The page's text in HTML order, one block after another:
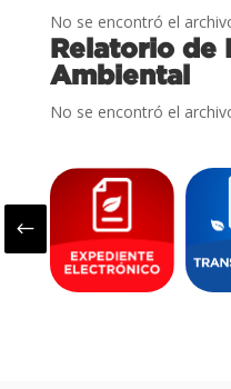
No se encontró el
Relatorio de
Ambiental
No se encontró el
#